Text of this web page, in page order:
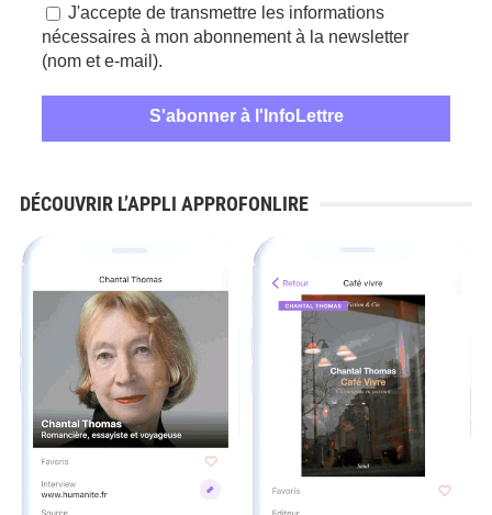
J'accepte de transmettre les informations
nécessaires à mon abonnement à la newsletter
(nom et e-mail).
DÉCOUVRIR L’APPLI APPROFONLIRE